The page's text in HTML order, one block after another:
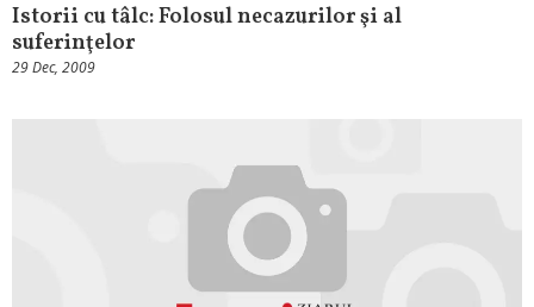
Istorii cu tâlc: Folosul necazurilor şi al
suferinţelor
29 Dec, 2009